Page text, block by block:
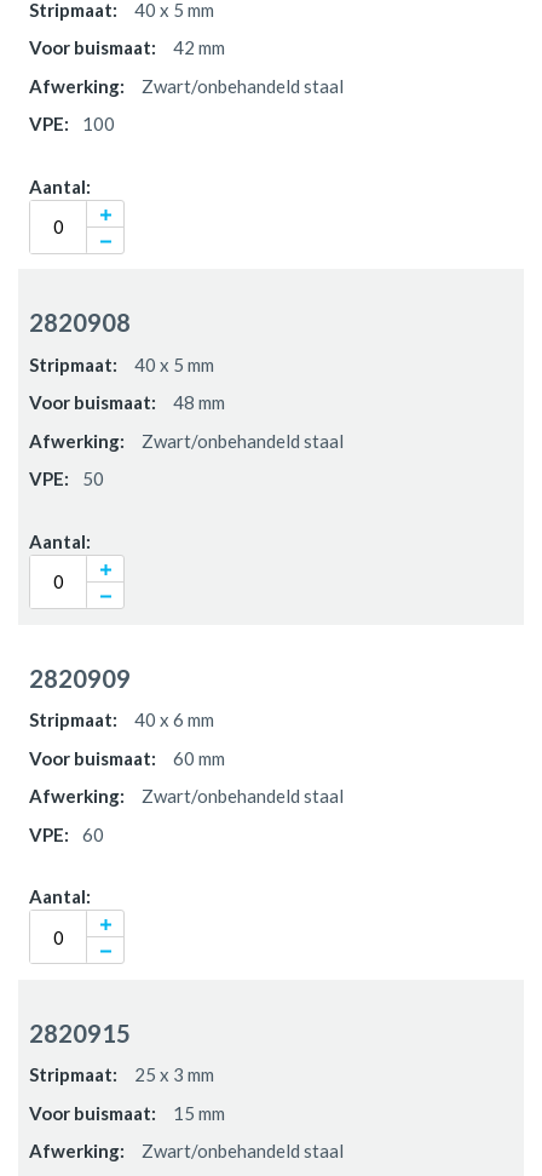
40 x 5 mm
42 mm
Zwart/onbehandeld staal
100
2820908
40 x 5 mm
48 mm
Zwart/onbehandeld staal
50
2820909
40 x 6 mm
60 mm
Zwart/onbehandeld staal
60
2820915
25 x 3 mm
15 mm
Zwart/onbehandeld staal